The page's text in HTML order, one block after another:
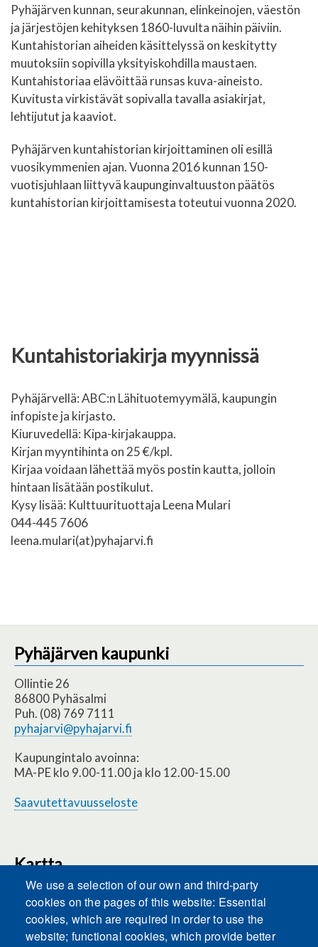
Pyhäjärven kunnan, seurakunnan, elinkeinojen, väestön
ja järjestöjen kehityksen 1860-luvulta näihin päiviin.
Kuntahistorian aiheiden käsittelyssä on keskitytty
muutoksiin sopivilla yksityiskohdilla maustaen.
Kuntahistoriaa elävöittää runsas kuva-aineisto.
Kuvitusta virkistävät sopivalla tavalla asiakirjat,
lehtijutut ja kaaviot.
Pyhäjärven kuntahistorian kirjoittaminen oli esillä
vuosikymmenien ajan. Vuonna 2016 kunnan 150-
vuotisjuhlaan liittyvä kaupunginvaltuuston päätös
kuntahistorian kirjoittamisesta toteutui vuonna 2020.
Kuntahistoriakirja myynnissä
Pyhäjärvellä: ABC:n Lähituotemyymälä, kaupungin
infopiste ja kirjasto.
Kiuruvedellä: Kipa-kirjakauppa.
Kirjan myyntihinta on 25 €/kpl.
Kirjaa voidaan lähettää myös postin kautta, jolloin
hintaan lisätään postikulut.
Kysy lisää: Kulttuurituottaja Leena Mulari
044-445 7606
leena.mulari(at)pyhajarvi.fi
Pyhäjärven kaupunki
Ollintie 26
86800 Pyhäsalmi
Puh. (08) 769 7111
pyhajarvi@pyhajarvi.fi
Kaupungintalo avoinna:
MA-PE klo 9.00-11.00 ja klo 12.00-15.00
Saavutettavuusseloste
Kartta
This content is blocked because Embeds
We use a selection of our own and third-party
cookies on the pages of this website: Essential
cookies, which are required in order to use the
website; functional cookies, which provide better